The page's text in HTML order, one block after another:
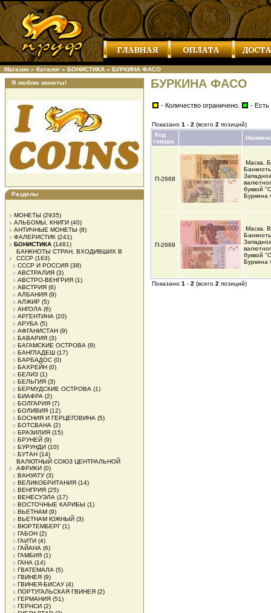
Магазин » Каталог » БОНИСТИКА » БУРКИНА ФАСО
Я люблю монеты!
Разделы
МОНЕТЫ (2935)
АЛЬБОМЫ, КНИГИ (40)
АНТИЧНЫЕ МОНЕТЫ (8)
ФАЛЕРИСТИК (241)
БОНИСТИКА (1481)
БАНКНОТЫ СТРАН, ВХОДИВШИХ В
СССР (163)
СССР И РОССИЯ (38)
АВСТРАЛИЯ (3)
АВСТРО-ВЕНГРИЯ (1)
АВСТРИЯ (6)
АЛБАНИЯ (9)
АЛЖИР (5)
АНГОЛА (6)
АРГЕНТИНА (20)
АРУБА (5)
АФГАНИСТАН (9)
БАВАРИЯ (3)
БАГАМСКИЕ ОСТРОВА (9)
БАНГЛАДЕШ (17)
БАРБАДОС (0)
БАХРЕЙН (0)
БЕЛИЗ (1)
БЕЛЬГИЯ (3)
БЕРМУДСКИЕ ОСТРОВА (1)
БИАФРА (2)
БОЛГАРИЯ (7)
БОЛИВИЯ (12)
БОСНИЯ И ГЕРЦЕГОВИНА (5)
БОТСВАНА (2)
БРАЗИЛИЯ (15)
БРУНЕЙ (9)
БУРУНДИ (10)
БУТАН (14)
ВАЛЮТНЫЙ СОЮЗ ЦЕНТРАЛЬНОЙ
АФРИКИ (0)
ВАНУАТУ(3)
ВЕЛИКОБРИТАНИЯ (14)
ВЕНГРИЯ (25)
ВЕНЕСУЭЛА (17)
ВОСТОЧНЫЕ КАРИБЫ (1)
ВЬЕТНАМ (9)
ВЬЕТНАМ ЮЖНЫЙ (3)
ВЮРТЕМБЕРГ(1)
ГАБОН (2)
ГАИТИ (4)
ГАЙАНА (6)
ГАМБИЯ (1)
ГАНА (14)
ГВАТЕМАЛА (5)
ГВИНЕЯ (9)
ГВИНЕЯ-БИСАУ(4)
ПОРТУГАЛЬСКАЯ ГВИНЕЯ (2)
ГЕРМАНИЯ (51)
ГЕРНСИ (2)
БУРКИНА ФАСО
- Количество ограничено. - Есть
Показано 1 - 2 (всего 2 позиций)
Код
товара
П-2668
Маска.
буквой
Буркина
П-2669
Маска.
буквой
Буркина
Показано 1 - 2 (всего 2 позиций)